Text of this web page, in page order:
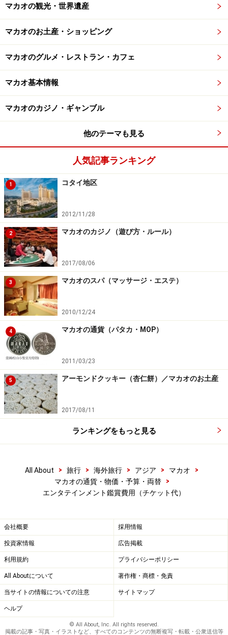
ホームページ 」を確認するなど、安全確保に十分注意を払ってく
ださい。
マカオの観光・世界遺産
マカオのお土産・ショッピング
マカオのグルメ・レストラン・カフェ
マカオ基本情報
マカオのカジノ・ギャンブル
他のテーマも見る
人気記事ランキング
1 コタイ地区
2012/11/28
2 マカオのカジノ（遊び方・ルール）
2017/08/06
3 マカオのスパ（マッサージ・エステ）
2010/12/24
4 マカオの通貨（パタカ・MOP）
2011/03/23
5 アーモンドクッキー（杏仁餅）／マカオのお土産
2017/08/11
ランキングをもっと見る
All About > 旅行 > 海外旅行 > アジア > マカオ
>
マカオの通貨・物価・予算・両替
>
エンタテインメント鑑賞費用（チケット代）
会社概要 採用情報
投資家情報 広告掲載
利用規約 プライバシーポリシー
All Aboutについて 著作権・商標・免責
当サイトの情報についての注意 サイトマップ
ヘルプ
© All About, Inc. All rights reserved.
掲載の記事・写真・イラストなど、すべてのコンテンツの無断複写・転載・公衆送信等